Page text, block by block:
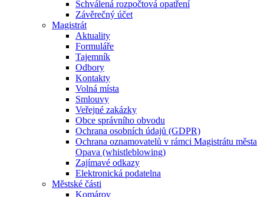
Schválená rozpočtová opatření
Závěrečný účet
Magistrát
Aktuality
Formuláře
Tajemník
Odbory
Kontakty
Volná místa
Smlouvy
Veřejné zakázky
Obce správního obvodu
Ochrana osobních údajů (GDPR)
Ochrana oznamovatelů v rámci Magistrátu města
Opava (whistleblowing)
Zajímavé odkazy
Elektronická podatelna
Městské části
Komárov